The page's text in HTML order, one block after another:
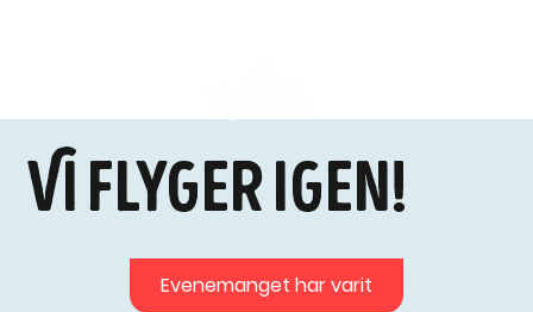
Vi flyger igen!
Evenemanget har varit